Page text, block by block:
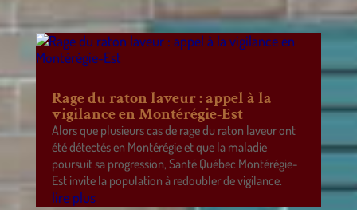
Rage du raton laveur : appel à la
vigilance en Montérégie-Est
Alors que plusieurs cas de rage du raton laveur ont
été détectés en Montérégie et que la maladie
poursuit sa progression, Santé Québec Montérégie-
Est invite la population à redoubler de vigilance.
lire plus